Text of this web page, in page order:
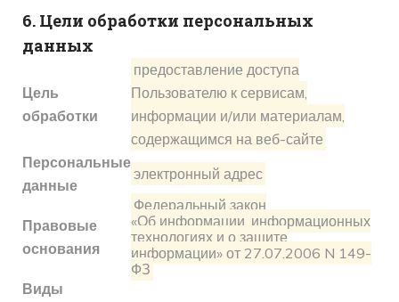
6. Цели обработки персональных
данных
Цель
обработки
предоставление доступа
Пользователю к сервисам,
информации и/или материалам,
содержащимся на веб-сайте
Персональные
данные
электронный адрес
Правовые
основания
Федеральный закон
«Об информации, информационных
технологиях и о защите
информации» от 27.07.2006 N 149-
ФЗ
Виды